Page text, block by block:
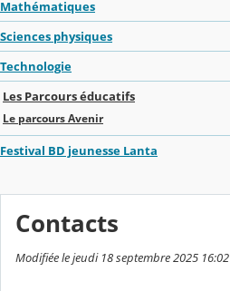
Mathématiques
Sciences physiques
Technologie
Les Parcours éducatifs
Le parcours Avenir
Festival BD jeunesse Lanta
Contacts
Modifiée le jeudi 18 septembre 2025 16:02